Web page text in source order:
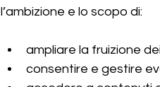
l’ambizione e lo scopo di:
ampliare la fruizione
consentire e gestire